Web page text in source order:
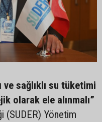
ve sağlıklı su tüketimi
olarak ele alınmalı”
(SUDER) Yönetim